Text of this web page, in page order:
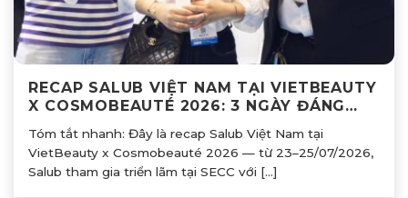
RECAP SALUB VIỆT NAM TẠI VIETBEAUTY
X COSMOBEAUTÉ 2026: 3 NGÀY ĐÁNG
NHỚ TẠI GIAN HÀNG BI01
Tóm tắt nhanh: Đây là recap Salub Việt Nam tại
VietBeauty x Cosmobeauté 2026 — từ 23–25/07/2026,
Salub tham gia triển lãm tại SECC với [...]